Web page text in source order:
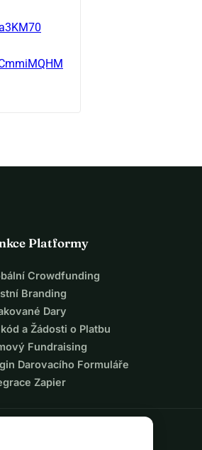
Platformy
Crowdfunding
Branding
Dary
kód a Žádosti o Platbu
Fundraising
Darovacího Formuláře
Zapier